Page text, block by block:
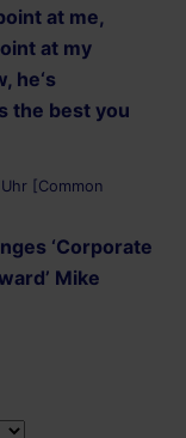
at me,
at my
he‘s
the best you
[Common
‘Corporate
Mike
Wins